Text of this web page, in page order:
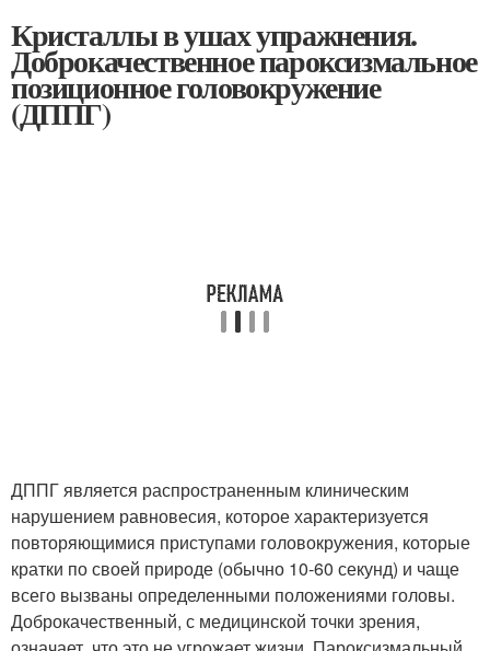
Кристаллы в ушах упражнения.
Доброкачественное пароксизмальное
позиционное головокружение
(ДППГ)
ДППГ является распространенным клиническим
нарушением равновесия, которое характеризуется
повторяющимися приступами головокружения, которые
кратки по своей природе (обычно 10-60 секунд) и чаще
всего вызваны определенными положениями головы.
Доброкачественный, с медицинской точки зрения,